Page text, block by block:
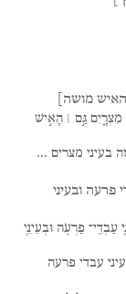
האיש מושה]
מִצְרָ֑יִם גַּ֣ם ׀ הָאִ֣ישׁ
בעיני מצרים …
פרעה ובעיני
עַבְדֵֽי־ פַרְעֹ֖ה וּבְעֵינֵ֥י
עבדי פרעה